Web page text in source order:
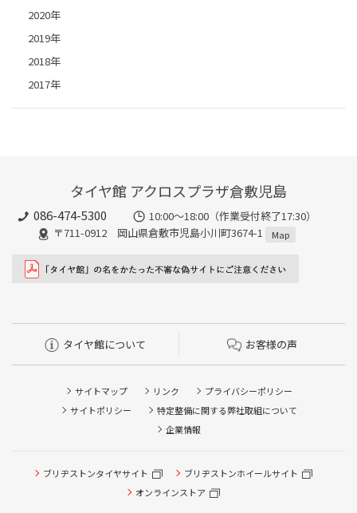
2020年
2019年
2018年
2017年
タイヤ館 アクロスプラザ倉敷児島
086-474-5300
10:00〜18:00（作業受付終了17:30）
〒711-0912 岡山県倉敷市児島小川町3674-1
Map
タイヤ館について お客様の声
サイトマップ リンク
プライバシーポリシー
サイトポリシー
特定整備に関する弊社取組について
企業情報
ブリヂストンタイヤサイト
ブリヂストンホイールサイト
オンラインストア
タイヤ点検・安全点検/タイヤ履き替え/オイル交換/その他
ピット作業の予約